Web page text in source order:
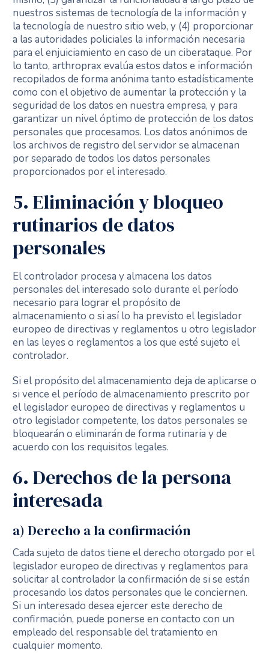
nuestros sistemas de tecnología de la información y
la tecnología de nuestro sitio web, y (4) proporcionar
a las autoridades policiales la información necesaria
para el enjuiciamiento en caso de un ciberataque. Por
lo tanto, arthroprax evalúa estos datos e información
recopilados de forma anónima tanto estadísticamente
como con el objetivo de aumentar la protección y la
seguridad de los datos en nuestra empresa, y para
garantizar un nivel óptimo de protección de los datos
personales que procesamos. Los datos anónimos de
los archivos de registro del servidor se almacenan
por separado de todos los datos personales
proporcionados por el interesado.
5. Eliminación y bloqueo
rutinarios de datos
personales
El controlador procesa y almacena los datos
personales del interesado solo durante el período
necesario para lograr el propósito de
almacenamiento o si así lo ha previsto el legislador
europeo de directivas y reglamentos u otro legislador
en las leyes o reglamentos a los que esté sujeto el
controlador.
Si el propósito del almacenamiento deja de aplicarse o
si vence el período de almacenamiento prescrito por
el legislador europeo de directivas y reglamentos u
otro legislador competente, los datos personales se
bloquearán o eliminarán de forma rutinaria y de
acuerdo con los requisitos legales.
6. Derechos de la persona
interesada
a) Derecho a la confirmación
Cada sujeto de datos tiene el derecho otorgado por el
legislador europeo de directivas y reglamentos para
solicitar al controlador la confirmación de si se están
procesando los datos personales que le conciernen.
Si un interesado desea ejercer este derecho de
confirmación, puede ponerse en contacto con un
empleado del responsable del tratamiento en
cualquier momento.